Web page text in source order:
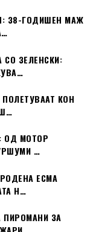
38-ГОДИШЕН МАЖ
СО ЗЕЛЕНСКИ:
КОН
ОД МОТОР
…
ЕСМА
Н…
ПИРОМАНИ ЗА